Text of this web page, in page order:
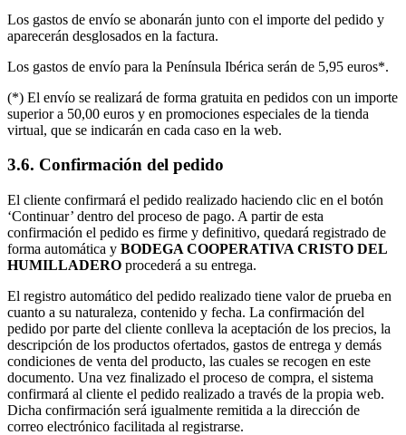
Los gastos de envío se abonarán junto con el importe del pedido y
aparecerán desglosados en la factura.
Los gastos de envío para la Península Ibérica serán de 5,95 euros*.
(*) El envío se realizará de forma gratuita en pedidos con un importe
superior a 50,00 euros y en promociones especiales de la tienda
virtual, que se indicarán en cada caso en la web.
3.6. Confirmación del pedido
El cliente confirmará el pedido realizado haciendo clic en el botón
‘Continuar’ dentro del proceso de pago. A partir de esta
confirmación el pedido es firme y definitivo, quedará registrado de
forma automática y BODEGA COOPERATIVA CRISTO DEL
HUMILLADERO procederá a su entrega.
El registro automático del pedido realizado tiene valor de prueba en
cuanto a su naturaleza, contenido y fecha. La confirmación del
pedido por parte del cliente conlleva la aceptación de los precios, la
descripción de los productos ofertados, gastos de entrega y demás
condiciones de venta del producto, las cuales se recogen en este
documento. Una vez finalizado el proceso de compra, el sistema
confirmará al cliente el pedido realizado a través de la propia web.
Dicha confirmación será igualmente remitida a la dirección de
correo electrónico facilitada al registrarse.